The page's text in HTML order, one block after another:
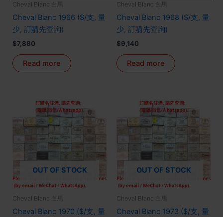
Cheval Blanc 白馬
Cheval Blanc 1966 ($/支, 量
少, 訂購先查詢)
$7,880
Read more
Cheval Blanc 白馬
Cheval Blanc 1968 ($/支, 量
少, 訂購先查詢)
$9,140
Read more
OUT OF STOCK
Cheval Blanc 白馬
Cheval Blanc 1970 ($/支, 量
OUT OF STOCK
Cheval Blanc 白馬
Cheval Blanc 1973 ($/支, 量